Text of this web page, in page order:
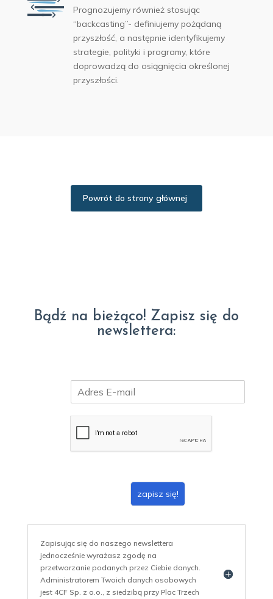
Prognozujemy również stosując
“backcasting”- definiujemy pożądaną
przyszłość, a następnie identyfikujemy
strategie, polityki i programy, które
doprowadzą do osiągnięcia określonej
przyszłości.
Powrót do strony głównej
Bądź na bieżąco! Zapisz się do
newslettera:
m
zapisz się!
Zapisując się do naszego newslettera
jednocześnie wyrażasz zgodę na
przetwarzanie podanych przez Ciebie danych.
Administratorem Twoich danych osobowych
jest 4CF Sp. z o.o., z siedzibą przy Plac Trzech